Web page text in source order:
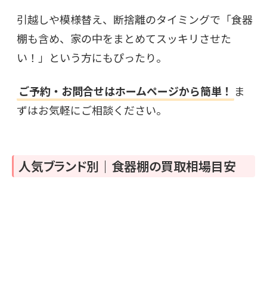
引越しや模様替え、断捨離のタイミングで「食器
棚も含め、家の中をまとめてスッキリさせた
い！」という方にもぴったり。
ご予約・お問合せはホームページから簡単！ ま
ずはお気軽にご相談ください。
人気ブランド別｜食器棚の買取相場目安